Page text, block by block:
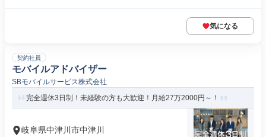
気になる
契約社員
モバイルアドバイザー
SBモバイルサービス株式会社
完全週休3日制！未経験の方も大歓迎！月給27万2000円～！
岐阜県中津川市中津川